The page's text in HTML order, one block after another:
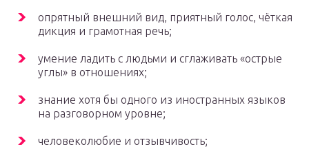
опрятный внешний вид, приятный голос, чёткая
дикция и грамотная речь;
умение ладить с людьми и сглаживать «острые
углы» в отношениях;
знание хотя бы одного из иностранных языков
на разговорном уровне;
человеколюбие и отзывчивость;